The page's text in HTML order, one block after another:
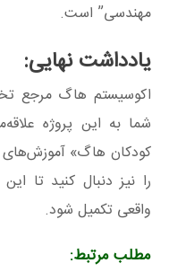
مهندسی” است.
یادداشت نهایی:
اکوسیستم هاگ مرجع
شما به این پروژه
کودکان هاگ»
را نیز دنبال کنید تا
واقعی تکمیل شود.
مطلب مرتبط: